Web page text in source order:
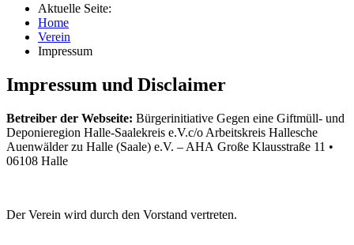
Aktuelle Seite:
Home
Verein
Impressum
Impressum und Disclaimer
Betreiber der Webseite: Bürgerinitiative Gegen eine Giftmüll- und
Deponieregion Halle-Saalekreis e.V.c/o Arbeitskreis Hallesche
Auenwälder zu Halle (Saale) e.V. – AHA Große Klausstraße 11 •
06108 Halle
Der Verein wird durch den Vorstand vertreten.